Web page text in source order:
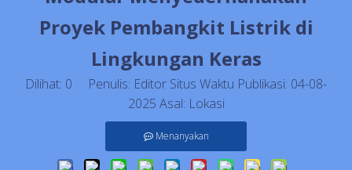
Proyek Pembangkit Listrik di
Lingkungan Keras
Dilihat: 0 Penulis: Editor Situs Waktu Publikasi: 04-08-
2025 Asal: Lokasi
Menanyakan